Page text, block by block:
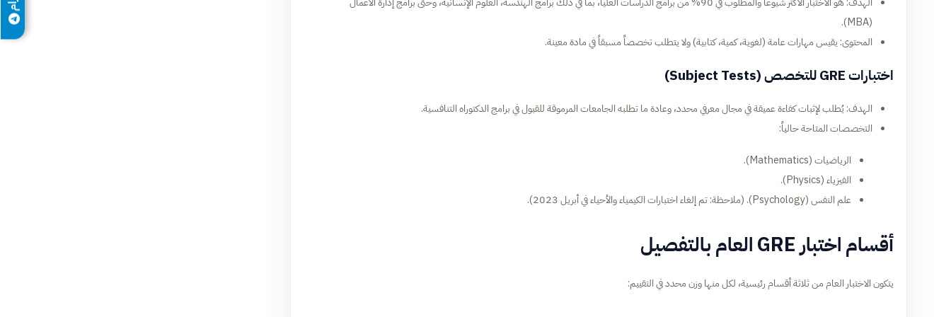
(MBA).
المحتوى: يقيس مهارات عامة (لغوية، كمية، كتابية) ولا يتطلب تخصصاً مسبقاً في مادة معينة.
اختبارات GRE للتخصص (Subject Tests)
الهدف: يُطلب لإثبات كفاءة عميقة في مجال معرفي محدد، وعادة ما تطلبه الجامعات المرموقة للقبول في برامج الدكتوراه التنافسية.
التخصصات المتاحة حالياً:
الرياضيات (Mathematics).
الفيزياء (Physics).
علم النفس (Psychology).
(ملاحظة: تم إلغاء اختبارات الكيمياء والأحياء في أبريل 2023).
أقسام اختبار GRE العام بالتفصيل
يتكون الاختبار العام من ثلاثة أقسام رئيسية، لكل منها وزن محدد في التقييم: